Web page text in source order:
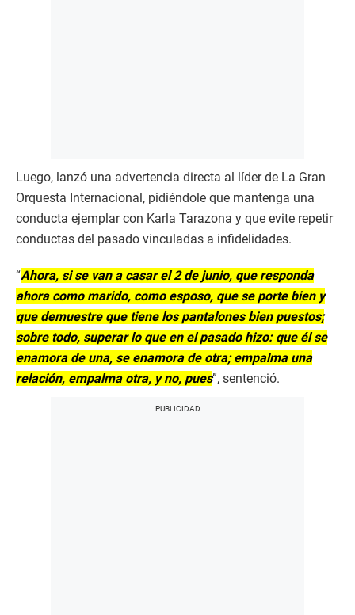
Luego, lanzó una advertencia directa al líder de La Gran
Orquesta Internacional, pidiéndole que mantenga una
conducta ejemplar con Karla Tarazona y que evite repetir
conductas del pasado vinculadas a infidelidades.
“Ahora, si se van a casar el 2 de junio, que responda
ahora como marido, como esposo, que se porte bien y
que demuestre que tiene los pantalones bien puestos;
sobre todo, superar lo que en el pasado hizo: que él se
enamora de una, se enamora de otra; empalma una
relación, empalma otra, y no, pues”, sentenció.